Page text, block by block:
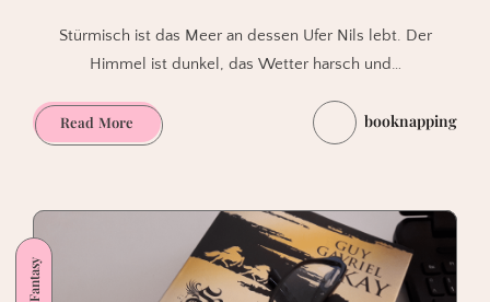
Stürmisch ist das Meer an dessen Ufer Nils lebt. Der
Himmel ist dunkel, das Wetter harsch und…
Read MoreDie
Natur
Band
booknapping
Fantasy